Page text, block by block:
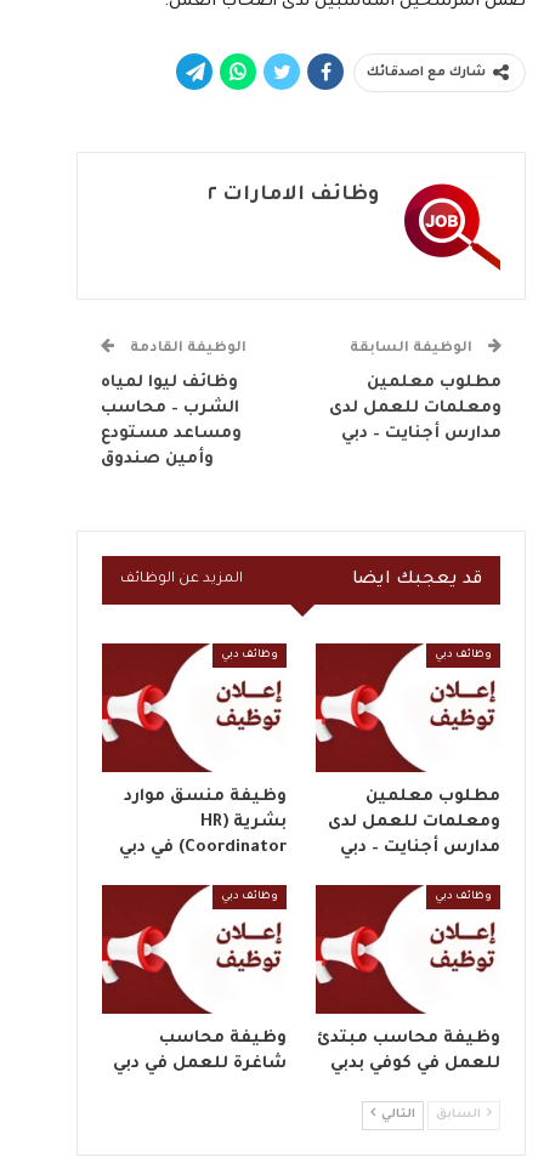
شارك مع اصدقائك
وظائف الامارات ٢
الوظيفة السابقة
مطلوب معلمين
ومعلمات للعمل لدى
مدارس أجنايت – دبي
الوظيفة القادمة
وظائف ليوا لمياه
الشرب – محاسب
ومساعد مستودع
وأمين صندوق
قد يعجبك ايضا المزيد عن الوظائف
وظائف دبي
مطلوب معلمين
ومعلمات للعمل لدى
مدارس أجنايت – دبي
وظائف دبي
وظيفة منسق موارد
بشرية (HR
Coordinator) في دبي
وظائف دبي
وظيفة محاسب مبتدئ
للعمل في كوفي بدبي
وظائف دبي
وظيفة محاسب
شاغرة للعمل في دبي
السابق التالي